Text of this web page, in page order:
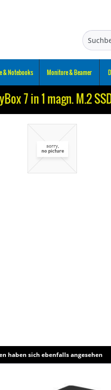
& Notebooks Monitore & Beamer
7 in 1 magn. M.2
haben sich ebenfalls angesehen